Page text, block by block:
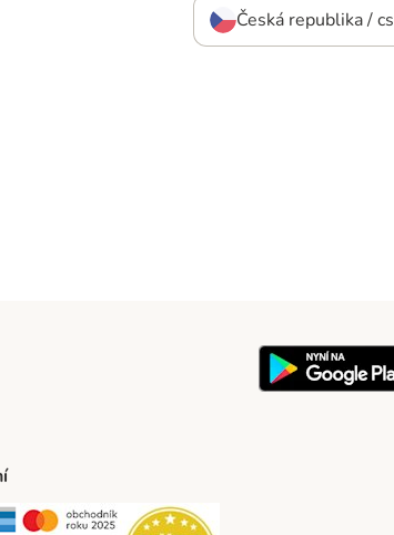
Česká republika / cs
Security Security